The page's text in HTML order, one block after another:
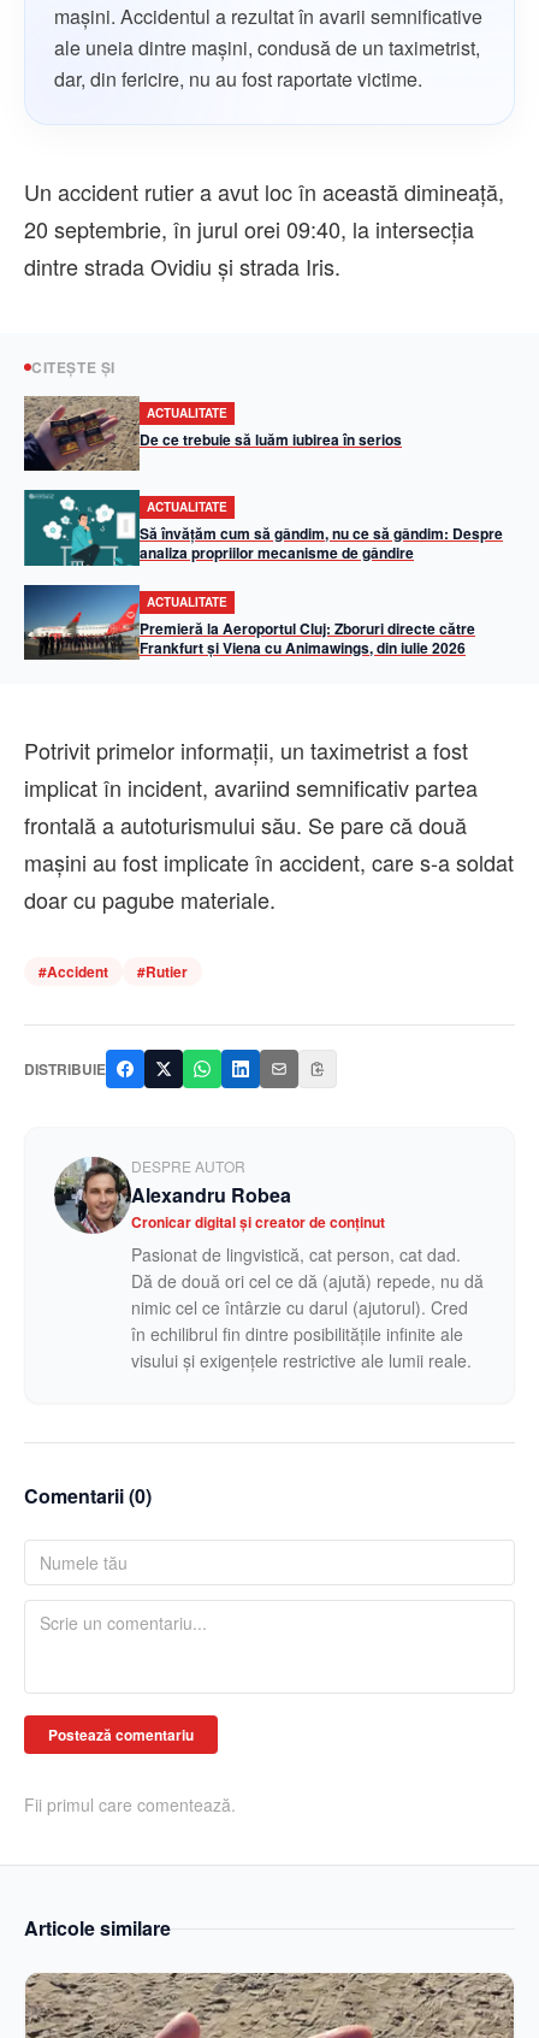
mașini. Accidentul a rezultat în avarii semnificative
ale uneia dintre mașini, condusă de un taximetrist,
dar, din fericire, nu au fost raportate victime.
Un accident rutier a avut loc în această dimineață,
20 septembrie, în jurul orei 09:40, la intersecția
dintre strada Ovidiu și strada Iris.
CITEȘTE ȘI
ACTUALITATE
De ce trebuie să luăm iubirea în serios
ACTUALITATE
Să învățăm cum să gândim, nu ce să gândim: Despre
analiza propriilor mecanisme de gândire
ACTUALITATE
Premieră la Aeroportul Cluj: Zboruri directe către
Frankfurt și Viena cu Animawings, din iulie 2026
Potrivit primelor informații, un taximetrist a fost
implicat în incident, avariind semnificativ partea
frontală a autoturismului său. Se pare că două
mașini au fost implicate în accident, care s-a soldat
doar cu pagube materiale.
#Accident #Rutier
DISTRIBUIE
DESPRE AUTOR
Alexandru Robea
Cronicar digital și creator de conținut
Pasionat de lingvistică, cat person, cat dad.
Dă de două ori cel ce dă (ajută) repede, nu dă
nimic cel ce întârzie cu darul (ajutorul). Cred
în echilibrul fin dintre posibilitățile infinite ale
visului și exigențele restrictive ale lumii reale.
Comentarii (0)
Postează comentariu
Fii primul care comentează.
Articole similare